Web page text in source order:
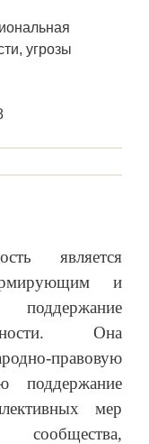
угрозы
является
и
Она
правовую
поддержание
мер
сообщества,